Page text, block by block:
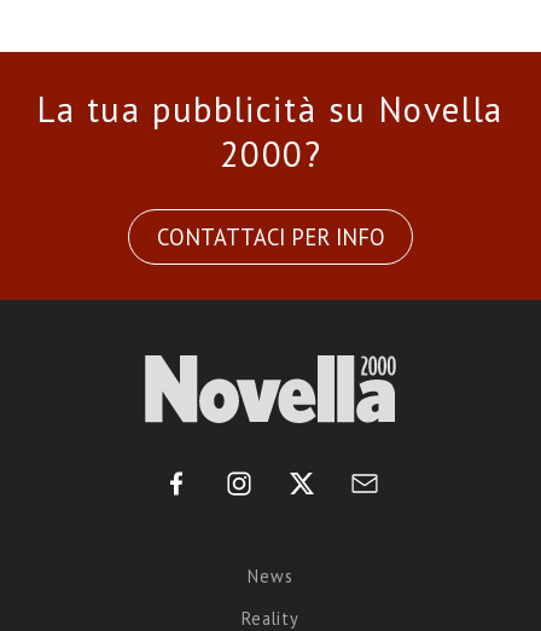
La tua pubblicità su Novella
2000?
CONTATTACI PER INFO
News
Reality